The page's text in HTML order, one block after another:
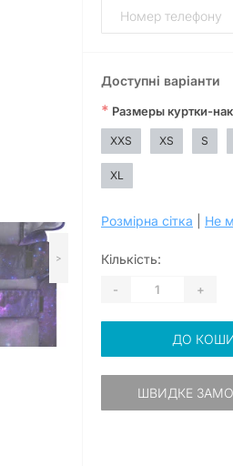
>
Доступні варіанти
* Размеры куртки-
XXS XS S
XL
Розмірна сітка Не
Кількість:
- +
ДО
ШВИДКЕ